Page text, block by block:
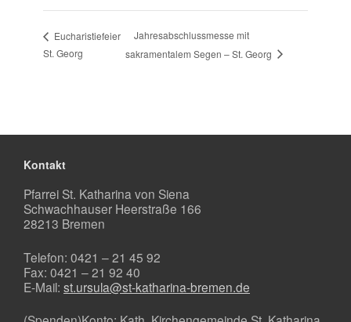
Eucharistiefeier
St. Georg
Jahresabschlussmesse mit
sakramentalem Segen – St. Georg
Kontakt
Pfarrei St. Katharina von Siena
Schwachhauser Heerstraße 166
28213 Bremen
Telefon: 0421 – 21 45 92
Fax: 0421 – 21 92 40
E-Mail: st.ursula@st-katharina-bremen.de